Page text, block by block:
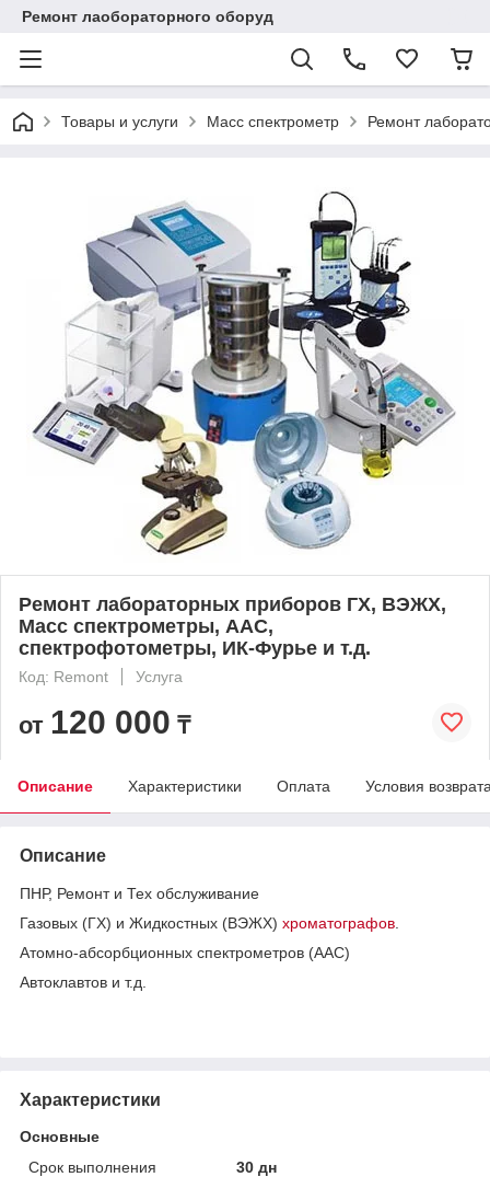
Ремонт лаобораторного оборуд
Товары и услуги Масс спектрометр Ремонт
Ремонт лабораторных приборов ГХ, ВЭЖХ,
Масс спектрометры, ААС,
спектрофотометры, ИК-Фурье и т.д.
Код: Remont Услуга
от 120 000 ₸
Описание Характеристики Оплата Условия
Описание
ПНР, Ремонт и Тех обслуживание
Газовых (ГХ) и Жидкостных (ВЭЖХ) хроматографов
Атомно-абсорбционных спектрометров (ААС)
Автоклавтов и т.д.
Характеристики
Основные
Срок выполнения
30 дн